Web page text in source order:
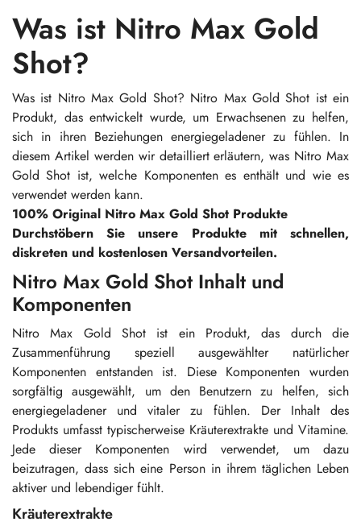
Was ist Nitro Max Gold
Shot?
Was ist Nitro Max Gold Shot? Nitro Max Gold Shot ist ein
Produkt, das entwickelt wurde, um Erwachsenen zu helfen,
sich in ihren Beziehungen energiegeladener zu fühlen. In
diesem Artikel werden wir detailliert erläutern, was Nitro Max
Gold Shot ist, welche Komponenten es enthält und wie es
verwendet werden kann.
100% Original Nitro Max Gold Shot Produkte
Durchstöbern Sie unsere Produkte mit schnellen,
diskreten und kostenlosen Versandvorteilen.
Nitro Max Gold Shot Inhalt und
Komponenten
Nitro Max Gold Shot ist ein Produkt, das durch die
Zusammenführung speziell ausgewählter natürlicher
Komponenten entstanden ist. Diese Komponenten wurden
sorgfältig ausgewählt, um den Benutzern zu helfen, sich
energiegeladener und vitaler zu fühlen. Der Inhalt des
Produkts umfasst typischerweise Kräuterextrakte und Vitamine.
Jede dieser Komponenten wird verwendet, um dazu
beizutragen, dass sich eine Person in ihrem täglichen Leben
aktiver und lebendiger fühlt.
Kräuterextrakte